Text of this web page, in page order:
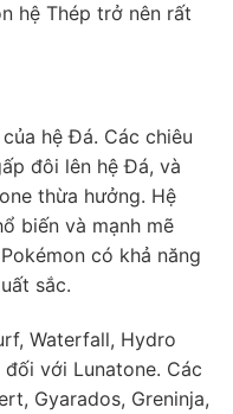
hệ Thép trở nên rất
hệ Đá. Các chiêu
đôi lên hệ Đá, và
thừa hưởng. Hệ
biến và mạnh mẽ
có khả năng
sắc.
Waterfall, Hydro
với Lunatone. Các
Gyarados, Greninja,